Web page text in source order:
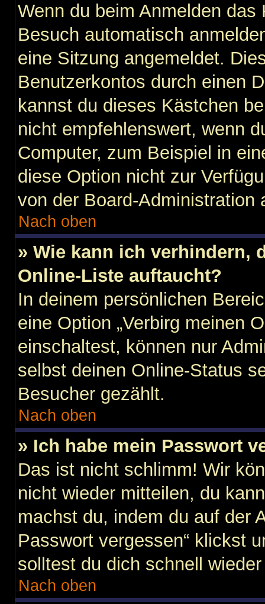
Wenn du beim Anmelden
Besuch automatisch
eine Sitzung angemeldet.
Benutzerkontos durch einen
kannst du dieses Kästchen
nicht empfehlenswert, wenn
Computer, zum Beispiel in
diese Option nicht zur
von der Board-Administration
Nach oben
» Wie kann ich verhindern,
Online-Liste auftaucht?
In deinem persönlichen
eine Option „Verbirg meinen
einschaltest, können nur
selbst deinen Online-Status
Besucher gezählt.
Nach oben
» Ich habe mein Passwort
Das ist nicht schlimm! Wir
nicht wieder mitteilen, du
machst du, indem du auf der
Passwort vergessen“ klickst
solltest du dich schnell
Nach oben